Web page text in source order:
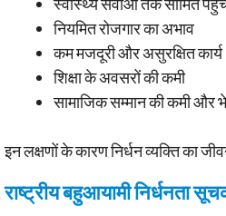
नियमित रोजगार का अभाव
कम मजदूरी और असुरक्षित कार्य
शिक्षा के अवसरों की कमी
सामाजिक सम्मान की कमी और
इन लक्षणों के कारण निर्धन व्यक्ति का
राष्ट्रीय बहुआयामी निर्धनता